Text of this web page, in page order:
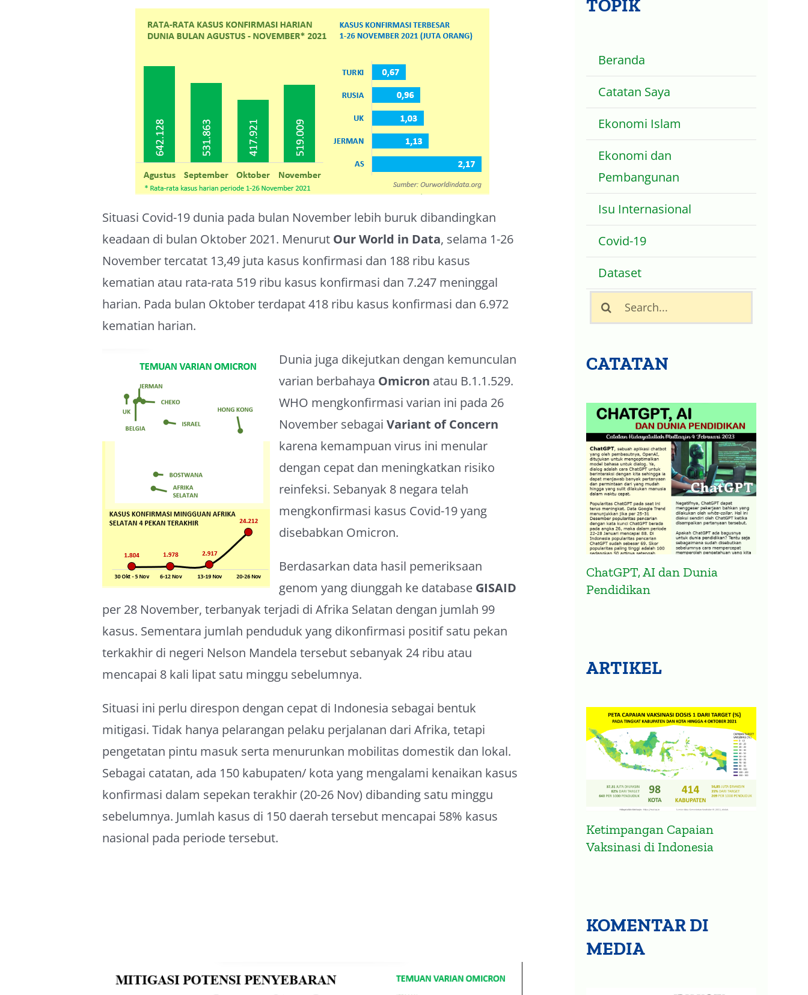
Situasi Covid-19 dunia pada bulan November lebih buruk dibandingkan
keadaan di bulan Oktober 2021. Menurut Our World in Data, selama 1-26
November tercatat 13,49 juta kasus konfirmasi dan 188 ribu kasus
kematian atau rata-rata 519 ribu kasus konfirmasi dan 7.247 meninggal
harian. Pada bulan Oktober terdapat 418 ribu kasus konfirmasi dan 6.972
kematian harian.
Dunia juga dikejutkan dengan kemunculan
varian berbahaya Omicron atau B.1.1.529.
WHO mengkonfirmasi varian ini pada 26
November sebagaiVariant of Concern
karena kemampuan virus ini menular
dengan cepat dan meningkatkan risiko
reinfeksi. Sebanyak 8 negara telah
mengkonfirmasi kasus Covid-19 yang
disebabkan Omicron.
Berdasarkan data hasil pemeriksaan
genom yang diunggah ke database GISAID
per 28 November, terbanyak terjadi di Afrika Selatan dengan jumlah 99
kasus. Sementara jumlah penduduk yang dikonfirmasi positif satu pekan
terkakhir di negeri Nelson Mandela tersebut sebanyak 24 ribu atau
mencapai 8 kali lipat satu minggu sebelumnya.
Situasi ini perlu direspon dengan cepat di Indonesia sebagai bentuk
mitigasi. Tidak hanya pelarangan pelaku perjalanan dari Afrika, tetapi
pengetatan pintu masuk serta menurunkan mobilitas domestik dan lokal.
Sebagai catatan, ada 150 kabupaten/ kota yang mengalami kenaikan kasus
konfirmasi dalam sepekan terakhir (20-26 Nov) dibanding satu minggu
sebelumnya. Jumlah kasus di 150 daerah tersebut mencapai 58% kasus
nasional pada periode tersebut.
TOPIK
Beranda
Catatan Saya
Ekonomi Islam
Ekonomi dan
Pembangunan
Isu Internasional
Covid-19
Dataset
Search
for:
CATATAN
ChatGPT, AI dan Dunia
Pendidikan
ARTIKEL
Ketimpangan Capaian
Vaksinasi di Indonesia
KOMENTAR DI
MEDIA